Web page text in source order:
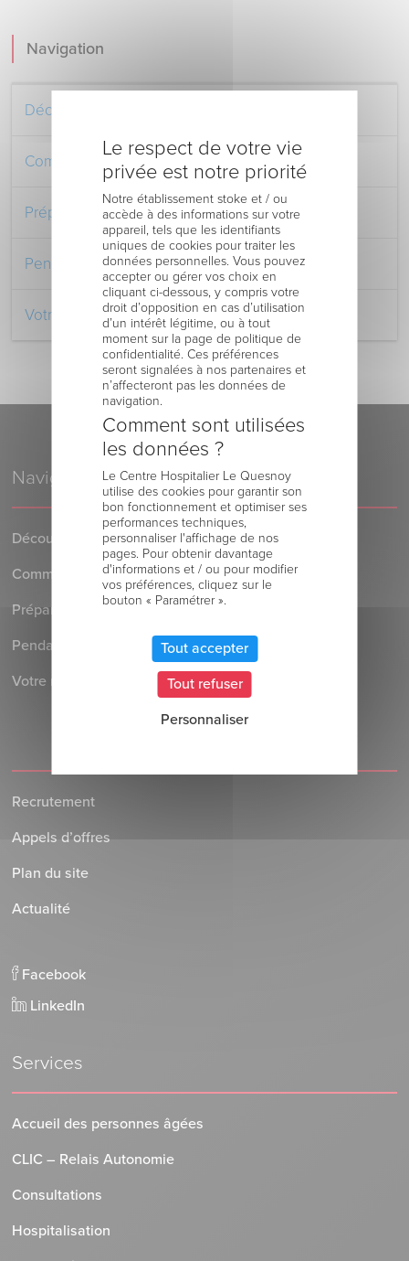
Navigation
Découvrez le Centre Hospitalier
Comment venir au Centre Hospitalier
Préparer votre séjour à l’Hôpital
Pendant votre séjour à l’Hôpital
Votre retour au domicile
Navigation
Découvrez le Centre Hospitalier
Comment venir au Centre Hospitalier
Préparer votre séjour à l’Hôpital
Pendant votre séjour à l’Hôpital
Votre retour au domicile
Recrutement
Appels d’offres
Plan du site
Actualité
Facebook
LinkedIn
Services
Accueil des personnes âgées
CLIC – Relais Autonomie
Consultations
Hospitalisation
Le respect de votre vie
privée est notre priorité
Notre établissement stoke et / ou
accède à des informations sur votre
appareil, tels que les identifiants
uniques de cookies pour traiter les
données personnelles. Vous pouvez
accepter ou gérer vos choix en
cliquant ci-dessous, y compris votre
droit d’opposition en cas d’utilisation
d’un intérêt légitime, ou à tout
moment sur la page de politique de
confidentialité. Ces préférences
seront signalées à nos partenaires et
n’affecteront pas les données de
navigation.
Comment sont utilisées
les données ?
Le Centre Hospitalier Le Quesnoy
utilise des cookies pour garantir son
bon fonctionnement et optimiser ses
performances techniques,
personnaliser l'affichage de nos
pages. Pour obtenir davantage
d'informations et / ou pour modifier
vos préférences, cliquez sur le
bouton « Paramétrer ».
Tout accepter
Tout refuser
Personnaliser